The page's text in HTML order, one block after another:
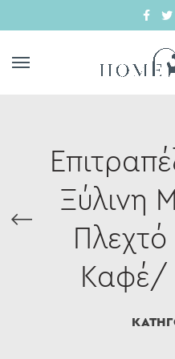
Ξύλινη
Καφέ/